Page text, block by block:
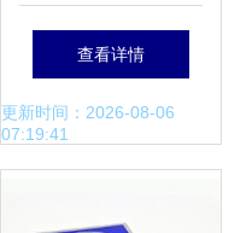
备轴承应用纪实
B542FS160轴承的
查看详情
更新时间：2026-08-06
07:19:41